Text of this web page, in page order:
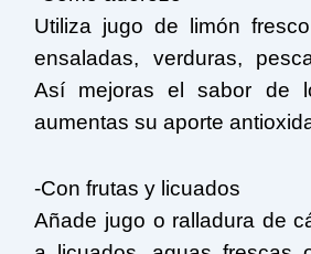
Utiliza jugo de limón
ensaladas, verduras,
Así mejoras el sabor de
aumentas su aporte
-Con frutas y licuados
Añade jugo o ralladura de